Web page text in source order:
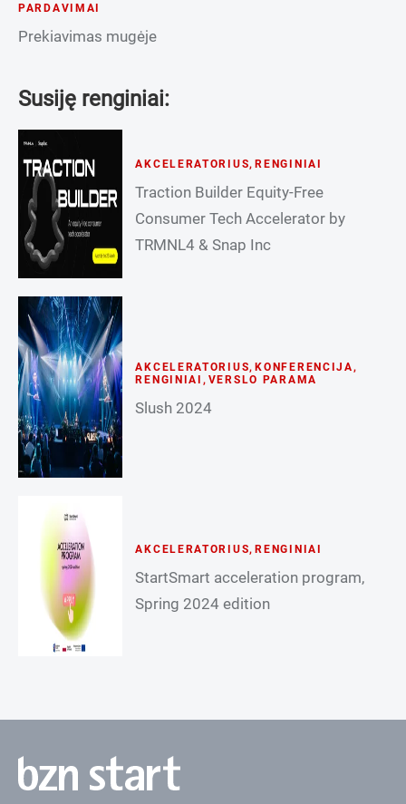
PARDAVIMAI
Prekiavimas mugėje
Susiję renginiai:
AKCELERATORIUS, RENGINIAI
Traction Builder Equity-Free
Consumer Tech Accelerator by
TRMNL4 & Snap Inc
AKCELERATORIUS, KONFERENCIJA,
RENGINIAI , VERSLO PARAMA
Slush 2024
AKCELERATORIUS, RENGINIAI
StartSmart acceleration program,
Spring 2024 edition